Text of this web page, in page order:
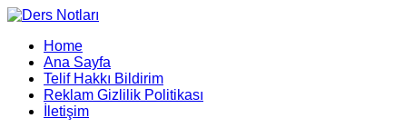
Home
Ana Sayfa
Telif Hakkı Bildirim
Reklam Gizlilik Politikası
İletişim